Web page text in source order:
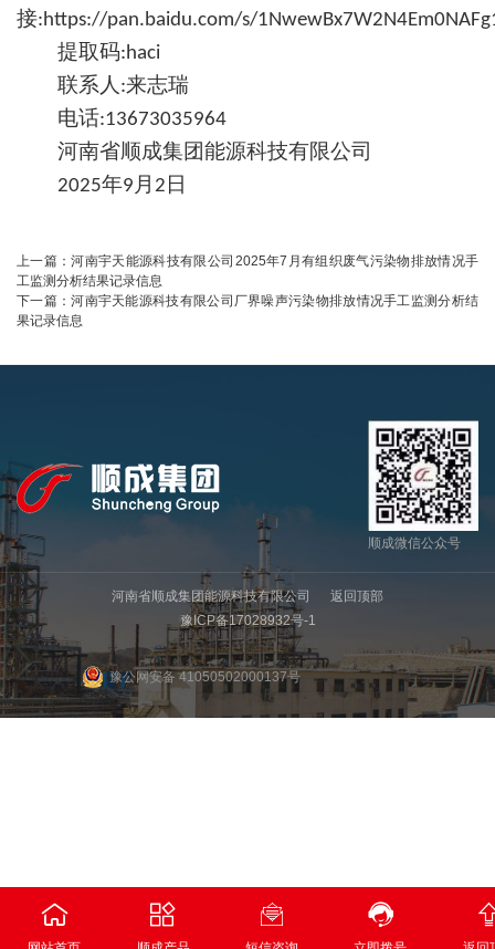
接:https://pan.baidu.com/s/
提取码:haci
联系人 :来志瑞
电话:13673035964
河南省顺成集团能源科技有限公司
2025年9 月 2 日
上一篇：河南宇天能源科技有限公司2025年7月有组织废气污染物排放情况手
工监测分析结果记录信息
下一篇：河南宇天能源科技有限公司厂界噪声污染物排放情况手工监测分析结
果记录信息
顺成微信公众号
河南省顺成集团能源科技有限公司
返回顶部
豫ICP备17028932号-1
豫公网安备 41050502000137号
   